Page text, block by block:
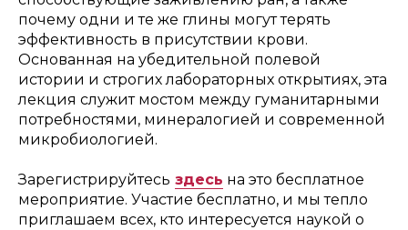
почему одни и те же глины могут терять
эффективность в присутствии крови.
Основанная на убедительной полевой
истории и строгих лабораторных открытиях, эта
лекция служит мостом между гуманитарными
потребностями, минералогией и современной
микробиологией.
Зарегистрируйтесь здесь на это бесплатное
мероприятие. Участие бесплатно, и мы тепло
приглашаем всех, кто интересуется наукой о